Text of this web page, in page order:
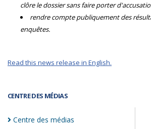
CENTRE DES MÉDIAS
Centre des médias
clôre le dossier sans faire porter
rendre compte publiquement des
enquêtes.
Read this news release in English.